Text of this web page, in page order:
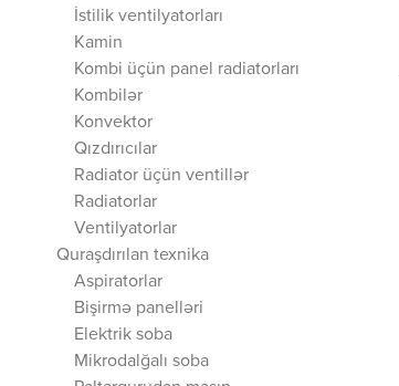
İstilik ventilyatorları
Kamin
Kombi üçün panel radiatorları
Kombilər
Konvektor
Qızdırıcılar
Radiator üçün ventillər
Radiatorlar
Ventilyatorlar
Quraşdırılan texnika
Aspiratorlar
Bişirmə panelləri
Elektrik soba
Mikrodalğalı soba